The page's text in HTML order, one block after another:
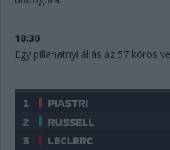
18:30
Egy pillanatnyi állás az 57 körös